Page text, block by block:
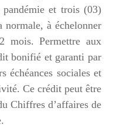
et trois (03)
normale, à échelonner
mois. Permettre aux
bonifié et garanti par
échéances sociales et
Ce crédit peut être
Chiffres d’affaires de